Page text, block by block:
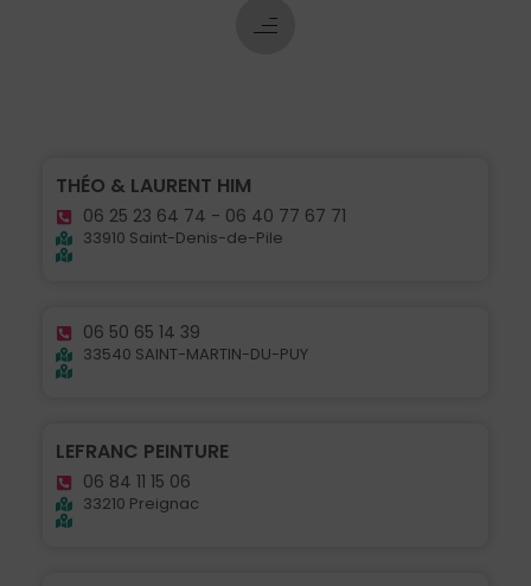
THÉO & LAURENT HIM
06 25 23 64 74 - 06 40 77 67 71
33910 Saint-Denis-de-Pile
06 50 65 14 39
33540 SAINT-MARTIN-DU-PUY
LEFRANC PEINTURE
06 84 11 15 06
33210 Preignac